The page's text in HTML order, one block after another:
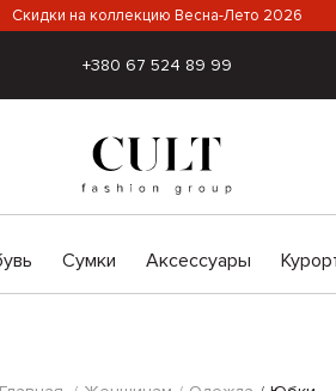
Скидки на коллекцию Весна-Лето 2026
+380 67 524 89 99
Сумки Аксессуары